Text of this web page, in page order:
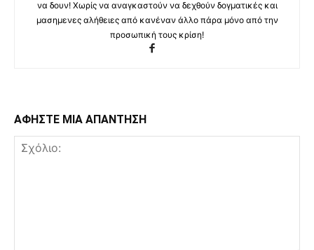
να δουν! Χωρίς να αναγκαστούν να δεχθούν δογματικές και
μασημενες αλήθειες από κανέναν άλλο πάρα μόνο από την
προσωπική τους κρίση!
ΑΦΗΣΤΕ ΜΙΑ ΑΠΑΝΤΗΣΗ